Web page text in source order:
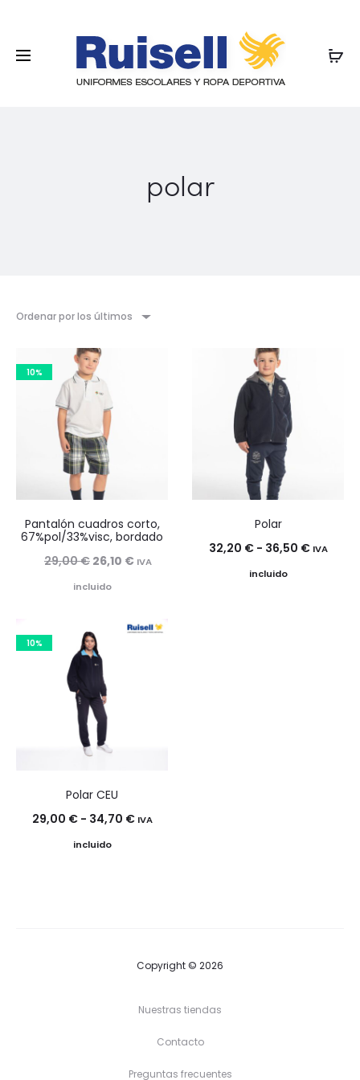
polar
Ordenar por los últimos
10%
Pantalón cuadros corto,
67%pol/33%visc, bordado
29,00€ El
precio
era:
29,00 €.
26,10 € El
es:
IVA
incluido
Polar
32,20 € - 36,50 €Rango
IVA
incluido
10%
Polar CEU
29,00 € - 34,70 €Rango
34,70 €
IVA
incluido
Copyright © 2026
Nuestras tiendas
Contacto
Preguntas frecuentes